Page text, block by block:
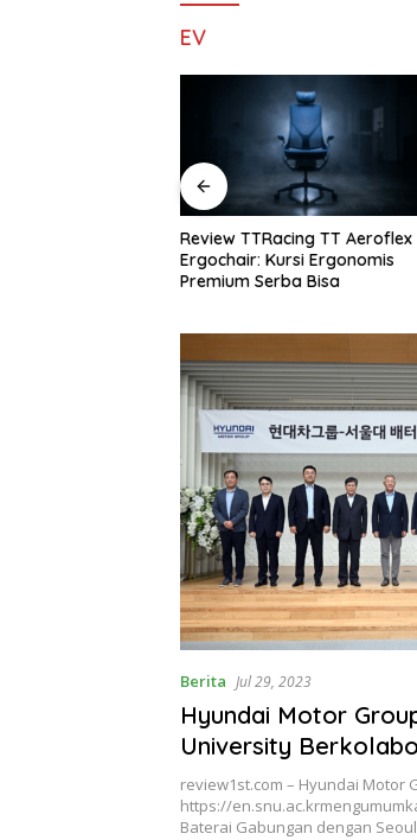
EV
Review Galaxy S26+ Setelah 4
Bulan: Ini Fitur AI yang Paling
Berguna
Berita Jul 29, 2023
Hyundai Motor
University
review1st.com – Hyundai Motor
https://
Baterai Gabungan dengan